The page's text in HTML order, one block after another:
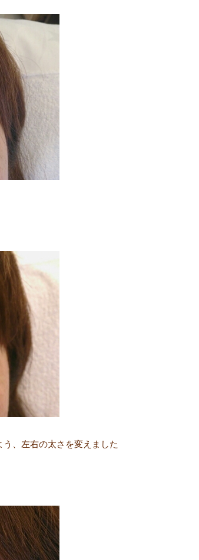
、左右の太さを変えました